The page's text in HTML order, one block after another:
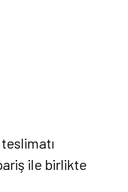
ile birlikte